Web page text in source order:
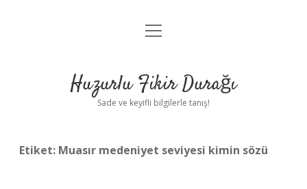
Anasayfa
Yasal Uyarı
menüyü
Huzurlu Fikir Durağı
Sade ve keyifli bilgilerle tanış!
Etiket: Muasır medeniyet seviyesi kimin sözü